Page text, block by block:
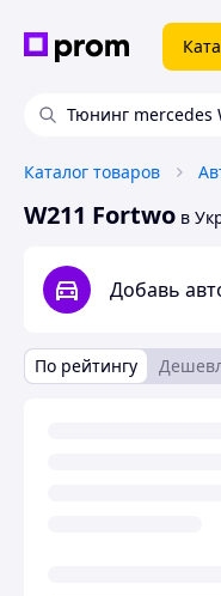
Тюнинг mercedes
Каталог товаров
W211 Fortwo в
Добавь
По рейтингу